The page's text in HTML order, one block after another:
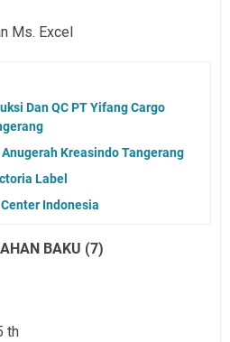
Ms. Excel
Dan QC PT Yifang Cargo
Kreasindo Tangerang
Label
Indonesia
BAKU (7)
th